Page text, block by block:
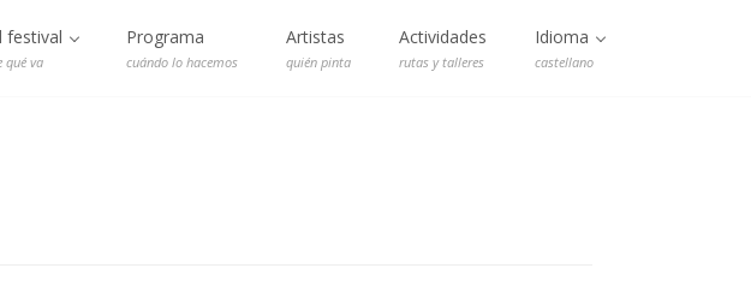
festival
qué va
Programa
cuándo lo hacemos
Artistas
quién pinta
Actividades
rutas y talleres
Idioma
castellano